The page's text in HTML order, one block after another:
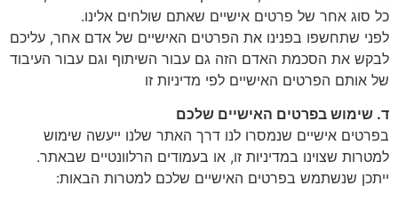
כל סוג אחר של פרטים אישיים שאתם שולחים אלינו.
לפני שתחשפו בפנינו את הפרטים האישיים של אדם אחר, עליכם
לבקש את הסכמת האדם הזה גם עבור השיתוף וגם עבור העיבוד
של אותם הפרטים האישיים לפי מדיניות זו
ד. שימוש בפרטים האישיים שלכם
בפרטים אישיים שנמסרו לנו דרך האתר שלנו ייעשה שימוש
למטרות שצוינו במדיניות זו, או בעמודים הרלוונטיים שבאתר.
ייתכן שנשתמש בפרטים האישיים שלכם למטרות הבאות: